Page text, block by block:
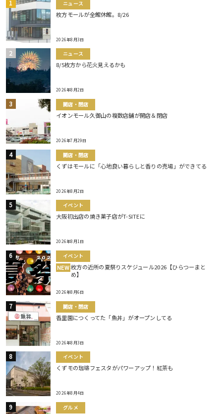
ニュース
枚方モールが全館休館。8/26
2026年8月3日
ニュース
8/5枚方から花火見えるかも
2026年8月2日
開店・閉店
イオンモール久御山の複数店舗が開店＆閉店
2026年7月29日
開店・閉店
くずはモールに「心地良い暮らしと香りの売場」ができてる
2026年8月2日
イベント
大阪初出店の焼き菓子店がT-SITEに
2026年8月1日
イベント
NEW 枚方の近所の夏祭りスケジュール2026【ひらつーまと
め】
2026年8月6日
開店・閉店
香里園につくってた「魚丼」がオープンしてる
2026年8月3日
イベント
くずモの珈琲フェスタがパワーアップ！紅茶も
2026年8月4日
グルメ